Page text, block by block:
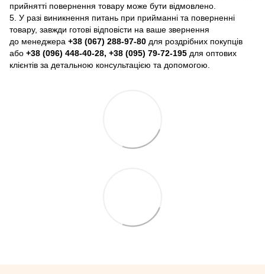
прийнятті повернення товару може бути відмовлено.
5. У разі виникнення питань при прийманні та поверненні
товару, завжди готові відповісти на ваше звернення
до менеджера +38 (067) 288-97-80 для роздрібних покупців
або +38 (096) 448-40-28, +38 (095) 79-72-195 для оптових
клієнтів за детальною консультацією та допомогою.